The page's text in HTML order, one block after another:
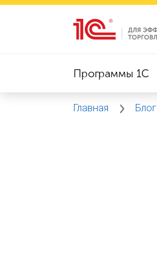
Программы 1C
Главная Блог